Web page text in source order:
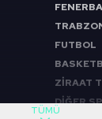
FUTBOL
ZİRAAT
DİĞER
TÜMÜ